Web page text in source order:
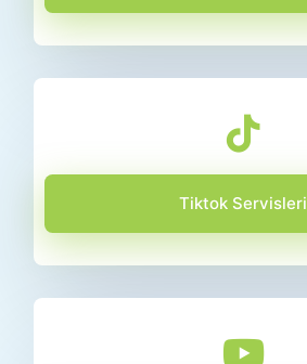
Tiktok Servisleri